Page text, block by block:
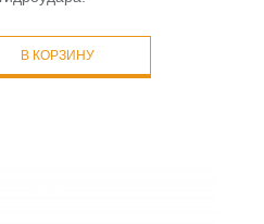
В КОРЗИНУ